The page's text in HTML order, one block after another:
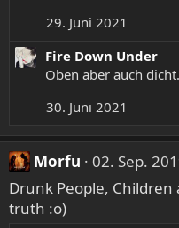
o
:
29. Juni 2021
Fire Down Under
Oben aber auch
30. Juni 2021
Morfu
02. Sep.
Drunk People,
truth :o)